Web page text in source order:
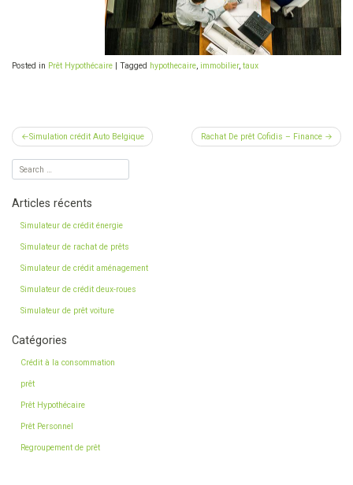
Posted in Prêt Hypothécaire | Tagged hypothecaire, immobilier, taux
Navigation
de
l’article
Simulation crédit Auto Belgique Rachat De prêt Cofidis – Finance
Articles récents
Simulateur de crédit énergie
Simulateur de rachat de prêts
Simulateur de crédit aménagement
Simulateur de crédit deux-roues
Simulateur de prêt voiture
Catégories
Crédit à la consommation
prêt
Prêt Hypothécaire
Prêt Personnel
Regroupement de prêt